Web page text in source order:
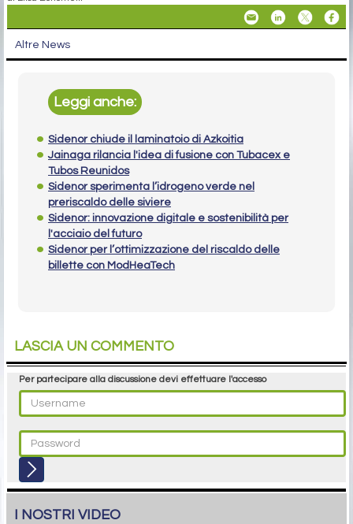
Altre News
Leggi anche:
Sidenor chiude il laminatoio di Azkoitia
Jainaga rilancia l'idea di fusione con Tubacex e
Tubos Reunidos
Sidenor sperimenta l’idrogeno verde nel
preriscaldo delle siviere
Sidenor: innovazione digitale e sostenibilità per
l'acciaio del futuro
Sidenor per l’ottimizzazione del riscaldo delle
billette con ModHeaTech
LASCIA UN COMMENTO
Per partecipare alla discussione devi effettuare l'accesso
I NOSTRI VIDEO